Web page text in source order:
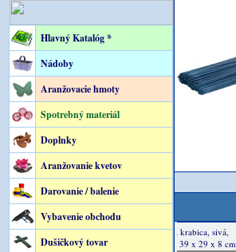
Hlavný Katalóg *
Nádoby
Aranžovacie hmoty
Spotrebný materiál
Doplnky
Aranžovanie kvetov
Darovanie / balenie
Vybavenie obchodu
Dušičkový tovar